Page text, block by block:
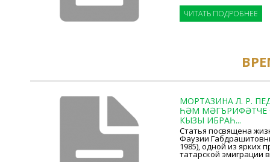
ЧИТАТЬ ПОДРОБНЕЕ
МОРТАЗИНА Л. Р.
ҺӘМ МӘГЪРИФӘТЧЕ
КЫЗЫ ИБРАҺ...
Статья посвящена
Фаузии
1985), одной из ярких
татарской эмиграции